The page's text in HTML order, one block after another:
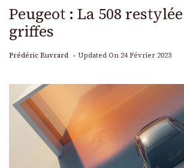
Peugeot : La 508
griffes
Frédéric Euvrard Updated On 24 Février 2023